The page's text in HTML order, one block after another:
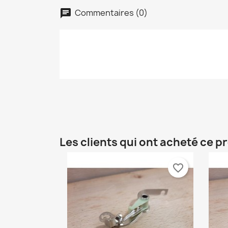
add_circle_outline
chat Commentaires (0)
Les clients qui ont acheté ce
favorite_border